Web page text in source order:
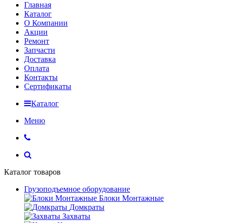
Главная
Каталог
О Компании
Акции
Ремонт
Запчасти
Доставка
Оплата
Контакты
Сертификаты
Каталог
Меню
Каталог товаров
Грузоподъемное оборудование
Блоки Монтажные
Домкраты
Захваты